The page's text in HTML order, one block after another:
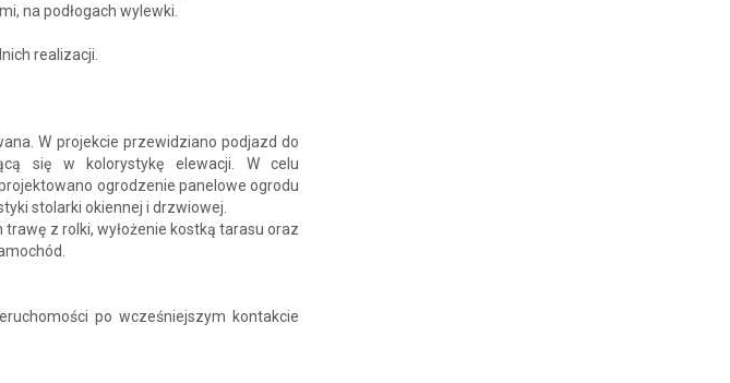
na podłogach wylewki.
realizacji.
W projekcie przewidziano podjazd do
się w kolorystykę elewacji. W celu
ogrodzenie panelowe ogrodu
stolarki okiennej i drzwiowej.
z rolki, wyłożenie kostką tarasu oraz
po wcześniejszym kontakcie